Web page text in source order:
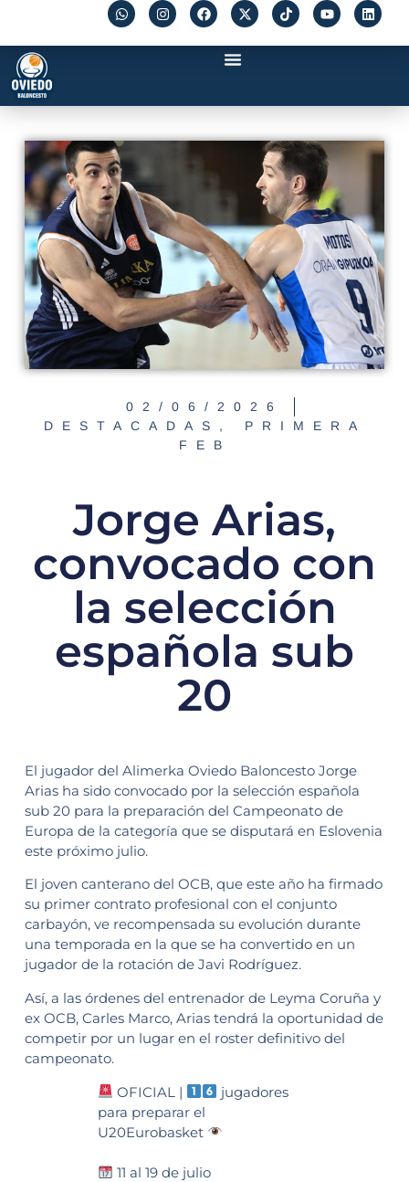
02/06/2026
DESTACADAS , PRIMERA
FEB
Jorge Arias,
convocado con
la selección
española sub
20
El jugador del Alimerka Oviedo Baloncesto Jorge
Arias ha sido convocado por la selección española
sub 20 para la preparación del Campeonato de
Europa de la categoría que se disputará en Eslovenia
este próximo julio.
El joven canterano del OCB, que este año ha firmado
su primer contrato profesional con el conjunto
carbayón, ve recompensada su evolución durante
una temporada en la que se ha convertido en un
jugador de la rotación de Javi Rodríguez.
Así, a las órdenes del entrenador de Leyma Coruña y
ex OCB, Carles Marco, Arias tendrá la oportunidad de
competir por un lugar en el roster definitivo del
campeonato.
OFICIAL |
jugadores
para preparar el
U20Eurobasket
11 al 19 de julio